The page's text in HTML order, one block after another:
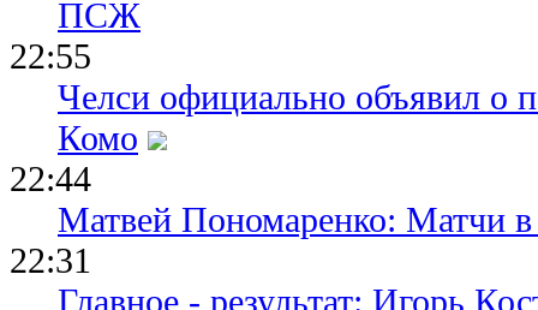
ПСЖ
22:55
Челси официально объявил о
Комо
22:44
Матвей Пономаренко: Матчи в
22:31
Главное - результат: Игорь